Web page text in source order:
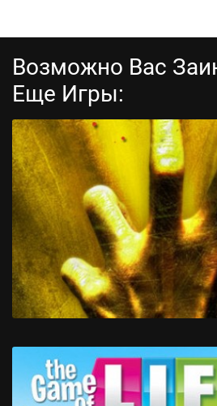
Demon's Rise - Lords
Возможно Вас
Еще Игры: